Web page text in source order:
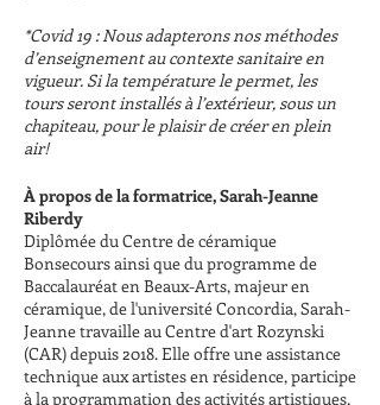
*Covid 19 : Nous adapterons nos méthodes
d’enseignement au contexte sanitaire en
vigueur. Si la température le permet, les
tours seront installés à l’extérieur, sous un
chapiteau, pour le plaisir de créer en plein
air!
À propos de la formatrice, Sarah-Jeanne
Riberdy
Diplômée du Centre de céramique
Bonsecours ainsi que du programme de
Baccalauréat en Beaux-Arts, majeur en
céramique, de l'université Concordia, Sarah-
Jeanne travaille au Centre d'art Rozynski
(CAR) depuis 2018. Elle offre une assistance
technique aux artistes en résidence, participe
à la programmation des activités artistiques,